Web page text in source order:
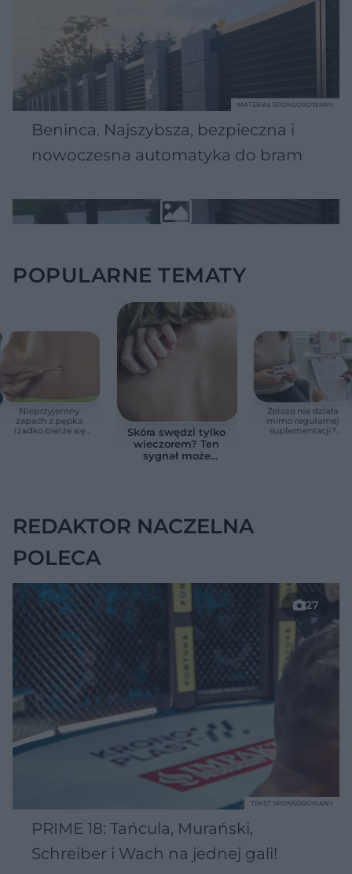
Beninca. Najszybsza, bezpieczna i
nowoczesna automatyka do bram
MATERIAŁ SPONSOROWANY
POPULARNE TEMATY
Nieprzyjemny
zapach z pępka
rzadko bierze się
Skóra swędzi tylko
wieczorem? Ten
sygnał może
Żelazo nie działa
mimo regularnej
suplementacji?
REDAKTOR NACZELNA
POLECA
27
PRIME 18: Tańcula, Murański,
Schreiber i Wach na jednej gali!
TEKST SPONSOROWANY